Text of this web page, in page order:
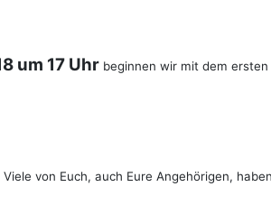
um 17 Uhr beginnen wir mit dem
von Euch, auch Eure Angehörigen,